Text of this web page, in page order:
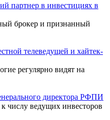
партнер в инвестициях в
брокер и признанный
телеведущей и хайтек-
регулярно видят на
директора РФПИ
числу ведущих инвесторов